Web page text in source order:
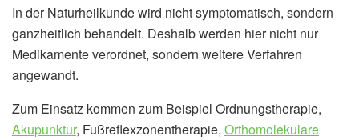
In der Naturheilkunde wird nicht symptomatisch, sondern
ganzheitlich behandelt. Deshalb werden hier nicht nur
Medikamente verordnet, sondern weitere Verfahren
angewandt.
Zum Einsatz kommen zum Beispiel Ordnungstherapie,
Akupunktur, Fußreflexzonentherapie, Orthomolekulare